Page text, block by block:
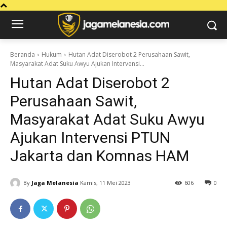
Beranda Hukum
Hutan Adat Diserobot 2 Perusahaan Sawit,
Masyarakat Adat Suku Awyu Ajukan Intervensi...
Hutan Adat Diserobot 2
Perusahaan Sawit,
Masyarakat Adat Suku Awyu
Ajukan Intervensi PTUN
Jakarta dan Komnas HAM
By Jaga Melanesia Kamis, 11 Mei 2023 0
606